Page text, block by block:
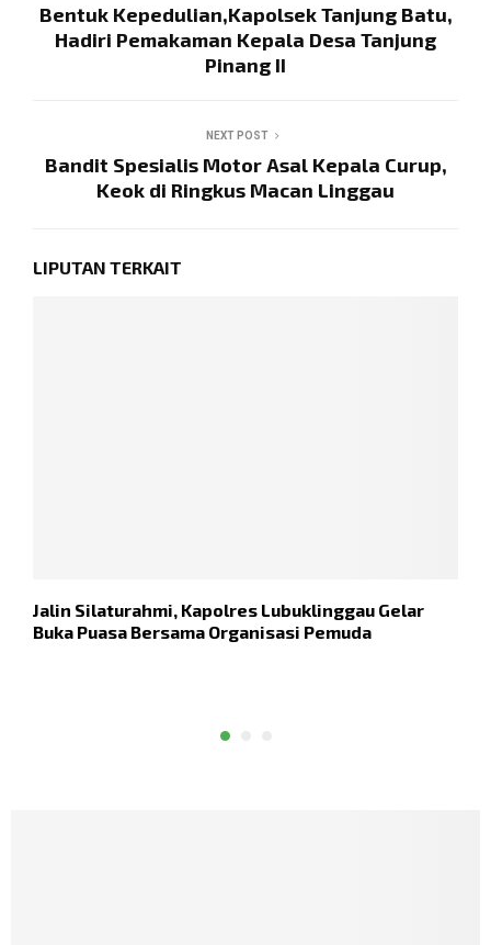
Bentuk Kepedulian,Kapolsek Tanjung Batu,
Hadiri Pemakaman Kepala Desa Tanjung
Pinang II
NEXT POST
Bandit Spesialis Motor Asal Kepala Curup,
Keok di Ringkus Macan Linggau
LIPUTAN TERKAIT
Jalin Silaturahmi, Kapolres Lubuklinggau Gelar
Buka Puasa Bersama Organisasi Pemuda